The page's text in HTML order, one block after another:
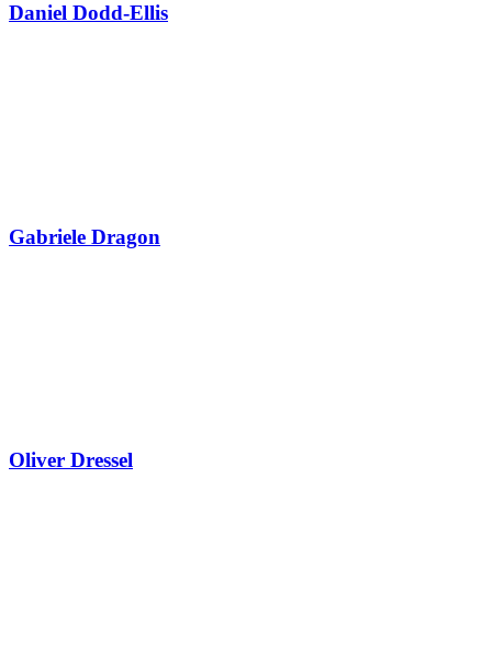
Daniel Dodd-Ellis
Gabriele Dragon
Oliver Dressel